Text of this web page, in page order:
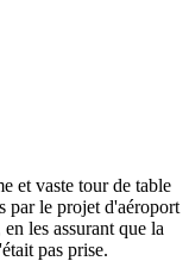
et vaste tour de table
par le projet d'aéroport
les assurant que la
pas prise.